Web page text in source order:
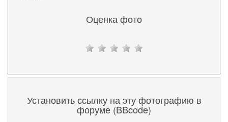
Оценка фото
Установить ссылку на эту фотографию в
форуме (BBcode)